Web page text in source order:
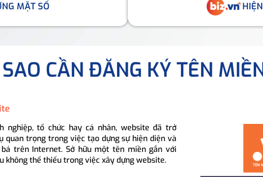
MẶT SỐ
CẦN ĐĂNG KÝ TÊN
nghiệp, tổ chức hay cá nhân, website đã trở
quan trọng trong việc tạo dựng sự hiện diện và
trên Internet. Sở hữu một tên miền gắn với
không thể thiếu trong việc xây dựng website.